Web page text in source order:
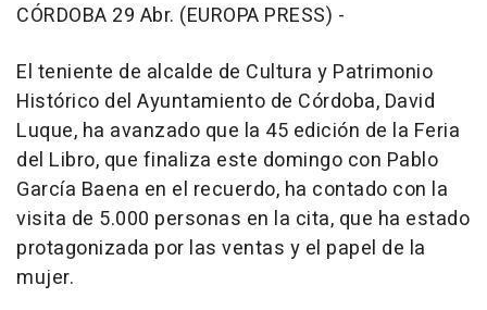
CÓRDOBA 29 Abr. (EUROPA PRESS) -
El teniente de alcalde de Cultura y Patrimonio
Histórico del Ayuntamiento de Córdoba, David
Luque, ha avanzado que la 45 edición de la Feria
del Libro, que finaliza este domingo con Pablo
García Baena en el recuerdo, ha contado con la
visita de 5.000 personas en la cita, que ha estado
protagonizada por las ventas y el papel de la
mujer.